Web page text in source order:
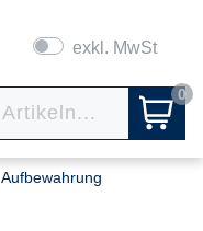
exkl. MwSt
0
Aufbewahrung